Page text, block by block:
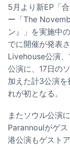
5月より新EP「
ー「The
ン』」を実施中
でに開催が発表
Livehouse公演
公演に、17日の
加えた計3公演を
れが初となる。
またソウル公演
Parannoulがゲ
港公演もゲスト